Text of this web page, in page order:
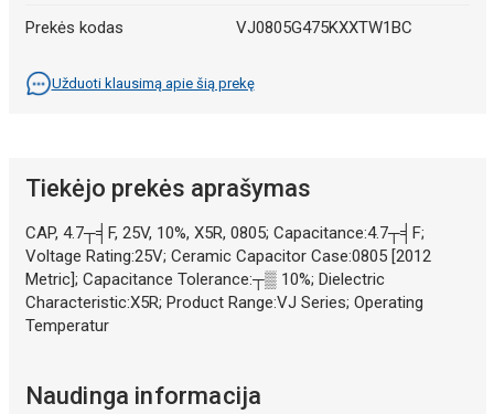
Prekės kodas VJ0805G475KXXTW1BC
Užduoti klausimą apie šią prekę
Tiekėjo prekės aprašymas
CAP, 4.7┬╡F, 25V, 10%, X5R, 0805; Capacitance:4.7┬╡F;
Voltage Rating:25V; Ceramic Capacitor Case:0805 [2012
Metric]; Capacitance Tolerance:┬▒ 10%; Dielectric
Characteristic:X5R; Product Range:VJ Series; Operating
Temperatur
Naudinga informacija